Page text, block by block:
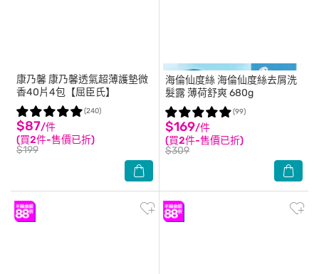
康乃馨 康乃馨透氣超薄護墊微
香40片4包【屈臣氏】
$87/件
(買2件-售價已折)
$199
(240)
海倫仙度絲海倫仙度絲去屑洗
髮露 薄荷舒爽 680g
$169/件
(買2件-售價已折)
$309
(99)